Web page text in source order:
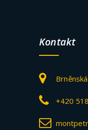
Kontakt
+420